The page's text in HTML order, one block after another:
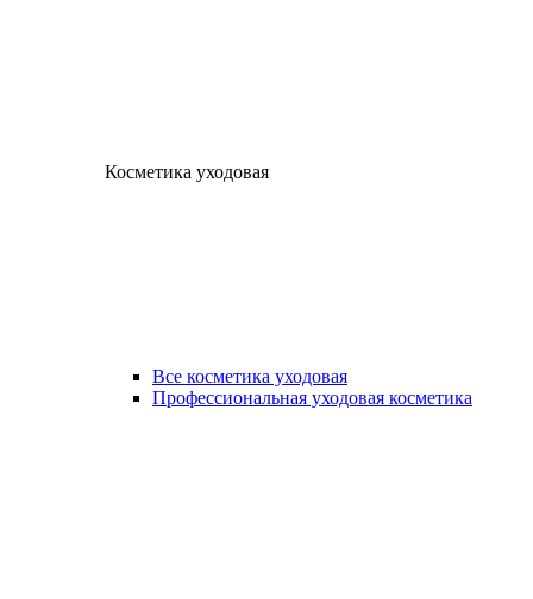
Косметика уходовая
Все косметика уходовая
Профессиональная уходовая косметика